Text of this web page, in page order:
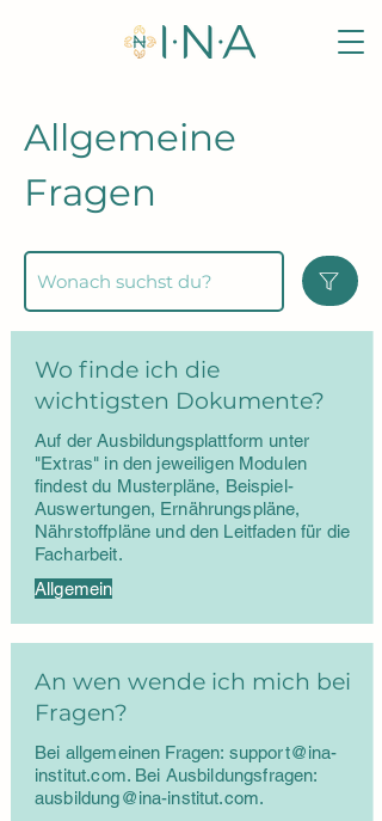
Allgemeine
Fragen
Wo finde ich die
wichtigsten Dokumente?
Auf der Ausbildungsplattform unter
"Extras" in den jeweiligen Modulen
findest du Musterpläne, Beispiel-
Auswertungen, Ernährungspläne,
Nährstoffpläne und den Leitfaden für die
Facharbeit.
Allgemein
An wen wende ich mich bei
Fragen?
Bei allgemeinen Fragen: support@ina-
institut.com. Bei Ausbildungsfragen:
ausbildung@ina-institut.com.